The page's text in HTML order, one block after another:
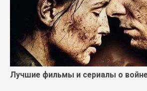
Лучшие фильмы и сериалы о